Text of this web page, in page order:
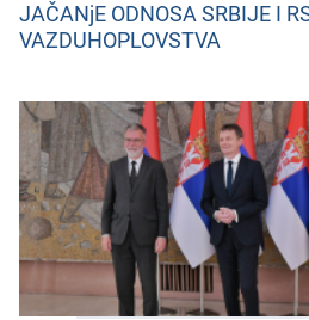
JAČANjE ODNOSA SRBIJE I
VAZDUHOPLOVSTVA